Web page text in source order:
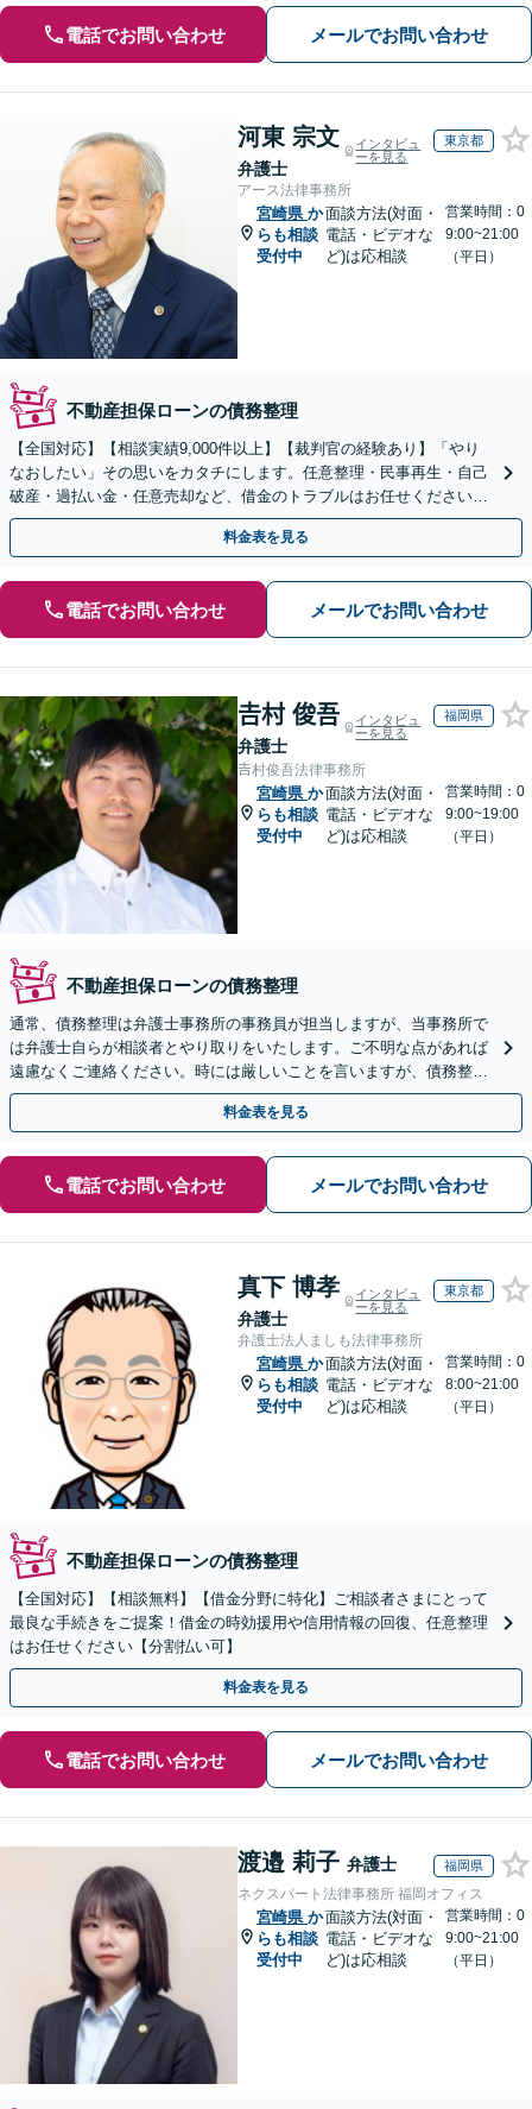
電話でお問い合わせ メールでお問い合わせ
河東 宗文
弁護士
インタビュ
ーを見る
東京都
アース法律事務所
宮崎県 か
らも相談
受付中
面談方法(対面・
電話・ビデオな
ど)は応相談
営業時間：0
9:00~21:00
（平日）
不動産担保ローンの債務整理
【全国対応】【相談実績9,000件以上】【裁判官の経験あり】「やり
なおしたい」その思いをカタチにします。任意整理・民事再生・自己
破産・過払い金・任意売却など、借金のトラブルはお任せください。
【初回相談無料】【全国対応可能】
料金表を見る
電話でお問い合わせ メールでお問い合わせ
𠮷村 俊吾
弁護士
インタビュ
ーを見る
福岡県
𠮷村俊吾法律事務所
宮崎県 か
らも相談
受付中
面談方法(対面・
電話・ビデオな
ど)は応相談
営業時間：0
9:00~19:00
（平日）
不動産担保ローンの債務整理
通常、債務整理は弁護士事務所の事務員が担当しますが、当事務所で
は弁護士自らが相談者とやり取りをいたします。ご不明な点があれば
遠慮なくご連絡ください。時には厳しいことを言いますが、債務整理
には相談者様のご協力が必要不可欠です。
料金表を見る
電話でお問い合わせ メールでお問い合わせ
真下 博孝
弁護士
インタビュ
ーを見る
東京都
弁護士法人ましも法律事務所
宮崎県 か
らも相談
受付中
面談方法(対面・
電話・ビデオな
ど)は応相談
営業時間：0
8:00~21:00
（平日）
不動産担保ローンの債務整理
【全国対応】【相談無料】【借金分野に特化】ご相談者さまにとって
最良な手続きをご提案！借金の時効援用や信用情報の回復、任意整理
はお任せください【分割払い可】
料金表を見る
電話でお問い合わせ メールでお問い合わせ
渡邉 莉子 弁護士 福岡県
ネクスパート法律事務所 福岡オフィス
宮崎県 か
らも相談
受付中
面談方法(対面・
電話・ビデオな
ど)は応相談
営業時間：0
9:00~21:00
（平日）